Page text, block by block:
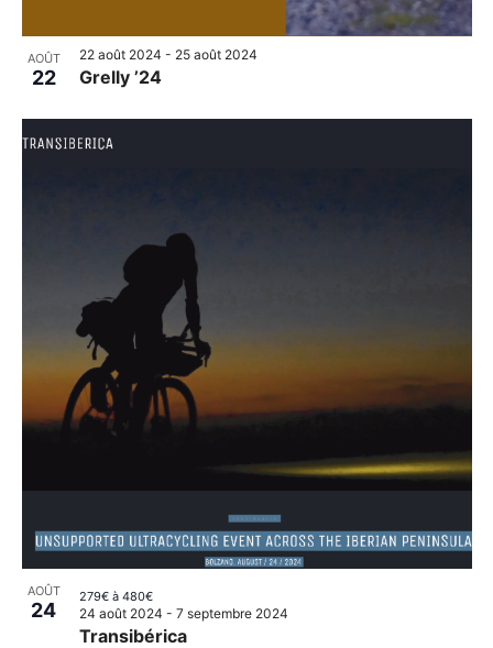
AOÛT
22 Grelly ’24
22 août 2024 - 25 août 2024
AOÛT
24
Transibérica
24 août 2024 - 7 septembre 2024
279€ à 480€